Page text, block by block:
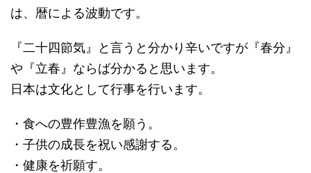
は、暦による波動です。
『二十四節気』と言うと分かり辛いですが『春分』
や『立春』ならば分かると思います。
日本は文化として行事を行います。
・食への豊作豊漁を願う。
・子供の成長を祝い感謝する。
・健康を祈願す。